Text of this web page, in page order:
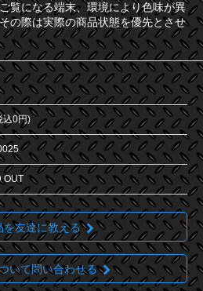
覧になる端末、環境により色味が異
の際は実際の商品状態を優先とさせ
込0円)
OUT
を友達に教える
いて問い合わせる